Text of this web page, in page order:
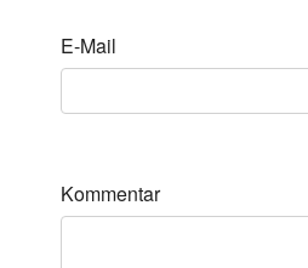
E-Mail
Kommentar